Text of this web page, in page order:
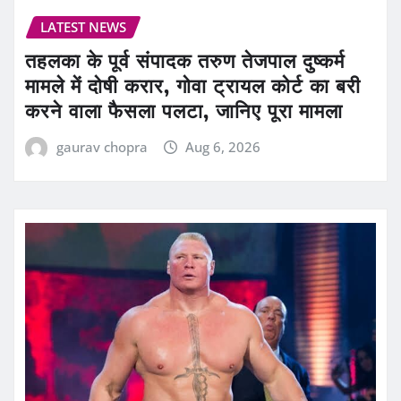
LATEST NEWS
तहलका के पूर्व संपादक तरुण तेजपाल दुष्कर्म
मामले में दोषी करार, गोवा ट्रायल कोर्ट का बरी
करने वाला फैसला पलटा, जानिए पूरा मामला
gaurav chopra Aug 6, 2026